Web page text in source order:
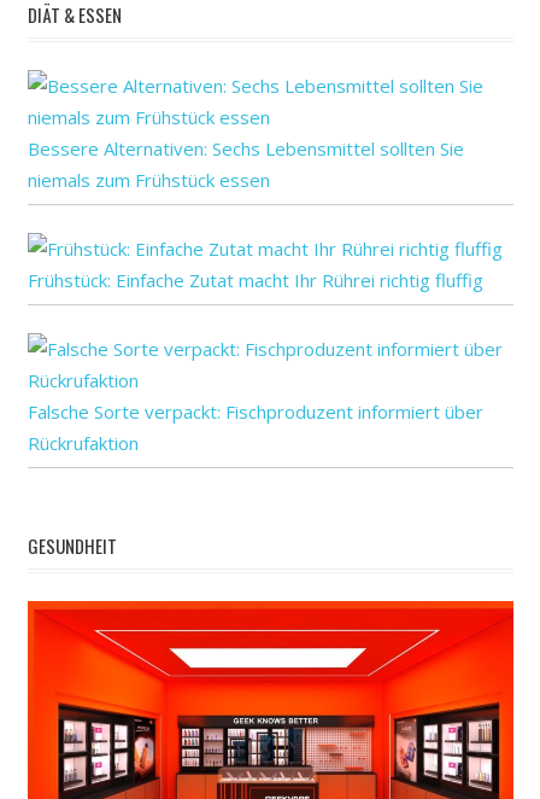
Möglichkeiten
passiert
Was
wenn
zwei
DIÄT & ESSEN
Bessere Alternativen: Sechs Lebensmittel sollten Sie
niemals zum Frühstück essen
Frühstück: Einfache Zutat macht Ihr Rührei richtig fluffig
Falsche Sorte verpackt: Fischproduzent informiert über
Rückrufaktion
GESUNDHEIT